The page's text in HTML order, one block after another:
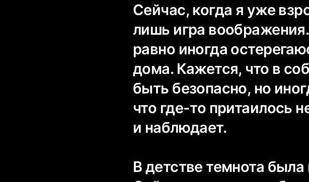
Сейчас, когда я уже
лишь игра
равно иногда
дома. Кажется, что в
быть безопасно, но
что где-то притаилось
и наблюдает.
В детстве темнота